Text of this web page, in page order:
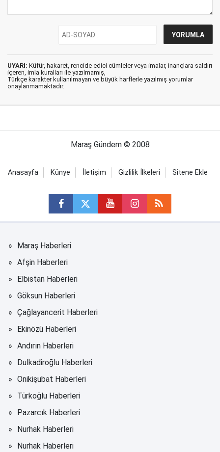
UYARI: Küfür, hakaret, rencide edici cümleler veya imalar, inançlara saldırı
içeren, imla kuralları ile yazılmamış,
Türkçe karakter kullanılmayan ve büyük harflerle yazılmış yorumlar
onaylanmamaktadır.
Maraş Gündem © 2008
Anasayfa Künye İletişim Gizlilik İlkeleri Sitene Ekle
Maraş Haberleri
Afşin Haberleri
Elbistan Haberleri
Göksun Haberleri
Çağlayancerit Haberleri
Ekinözü Haberleri
Andırın Haberleri
Dulkadiroğlu Haberleri
Onikişubat Haberleri
Türkoğlu Haberleri
Pazarcık Haberleri
Nurhak Haberleri
Nurhak Haberleri